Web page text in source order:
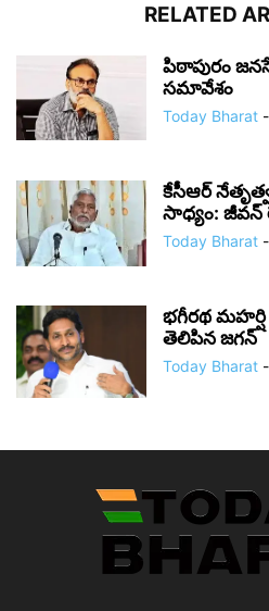
RELATED
పిఠాపురం
సమావేశం
Today Bharat -
కేసీఆర్
సాధ్యం: జీవన్
Today Bharat -
భగీరథ మహర్షి
తెలిపిన జగన్‌
Today Bharat -